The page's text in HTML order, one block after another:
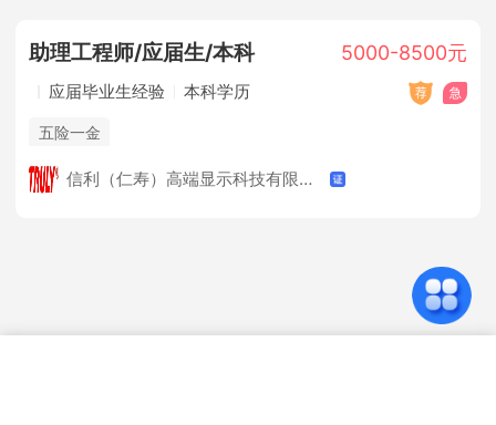
助理工程师/应届生/本科 5000-8500元
应届毕业生经验 本科学历
五险一金
信利（仁寿）高端显示科技有限公司